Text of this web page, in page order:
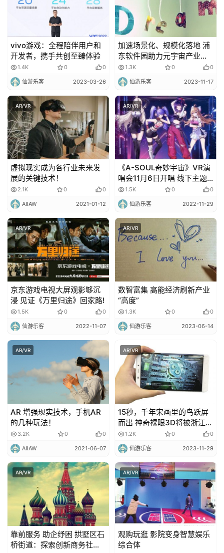
vivo游戏：全程陪伴用户和
开发者，携手共创至臻体验
1.4K 0 0
仙游乐客 2023-03-26
加速场景化、规模化落地 浦
东软件园助力元宇宙产业高
质量发展
1.3K 0 0
仙游乐客 2023-11-17
AR/VR
虚拟现实成为各行业未来发
展的关键技术！
2.1K 0 0
AIIAW 2021-01-12
AR/VR
《A-SOUL奇妙宇宙》VR演
唱会11月6日开唱 线下主题
快闪店今日开启
1.5K 0 0
仙游乐客 2022-11-29
AR/VR
京东游戏电视大屏观影够沉
浸 见证《万里归途》回家路!
1.5K 0 0
仙游乐客 2022-11-07
AR/VR
数智富集 高能经济刷新产业
“高度”
1.3K 0 0
仙游乐客 2023-06-14
AR/VR
AR 增强现实技术，手机AR
的几种玩法！
3.2K 0 0
AIIAW 2021-06-07
AR/VR
15秒，千年宋画里的鸟跃屏
而出 神奇裸眼3D将被浙江移
动用于亚运直播
1.2K 0 0
仙游乐客 2023-11-29
AR/VR
靠前服务 助企纾困 拱墅区石
桥街道：探索创新商务社区
AR/VR
观购玩逛 影院变身智慧娱乐
综合体